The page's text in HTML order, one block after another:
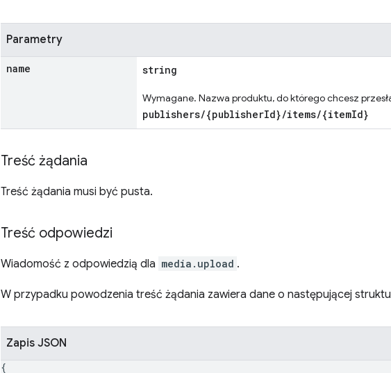
Parametry
name string
Wymagane. Nazwa produktu, do którego chcesz
publishers/{publisherId}/items/{itemId}
Treść żądania
Treść żądania musi być pusta.
Treść odpowiedzi
Wiadomość z odpowiedzią dla media.upload .
W przypadku powodzenia treść żądania zawiera dane o następującej
Zapis JSON
{